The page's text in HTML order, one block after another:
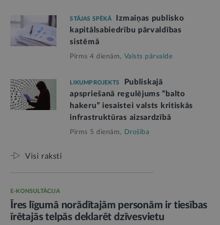
STĀJAS SPĒKĀ
Izmaiņas publisko
kapitālsabiedrību pārvaldības
sistēmā
Pirms 4 dienām, Valsts pārvalde
LIKUMPROJEKTS
Publiskajā
apspriešanā regulējums “balto
hakeru” iesaistei valsts kritiskās
infrastruktūras aizsardzībā
Pirms 5 dienām, Drošība
Visi raksti
E-KONSULTĀCIJA
Īres līgumā norādītajām personām ir tiesības
īrētajās telpās deklarēt dzīvesvietu